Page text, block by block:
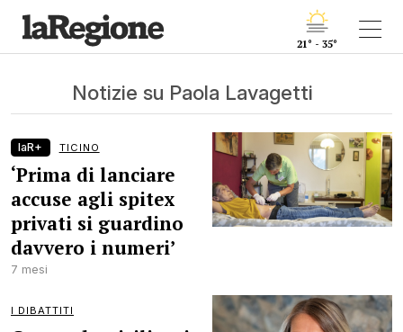
21° - 35°
Notizie su Paola Lavagetti
laR+ TICINO
‘Prima di lanciare
accuse agli spitex
privati si guardino
davvero i numeri’
7 mesi
I DIBATTITI